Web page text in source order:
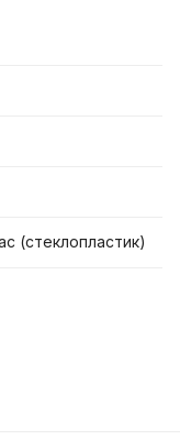
(стеклопластик)